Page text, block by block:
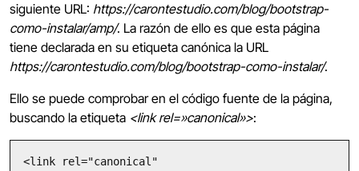
siguiente URL: https://carontestudio.com/blog/bootstrap-
como-instalar/amp/. La razón de ello es que esta página
tiene declarada en su etiqueta canónica la URL
https://carontestudio.com/blog/bootstrap-como-instalar/.
Ello se puede comprobar en el código fuente de la página,
buscando la etiqueta <link rel=»canonical»>:
<link rel="canonical"